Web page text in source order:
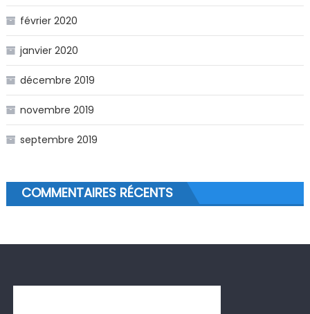
février 2020
janvier 2020
décembre 2019
novembre 2019
septembre 2019
COMMENTAIRES RÉCENTS